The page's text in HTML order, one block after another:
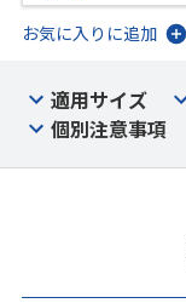
お気に入りに追加
適用サイズ
個別注意事項